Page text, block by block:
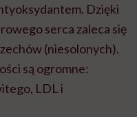
Dzięki
serca zaleca się
(niesolonych).
są ogromne:
LDL i